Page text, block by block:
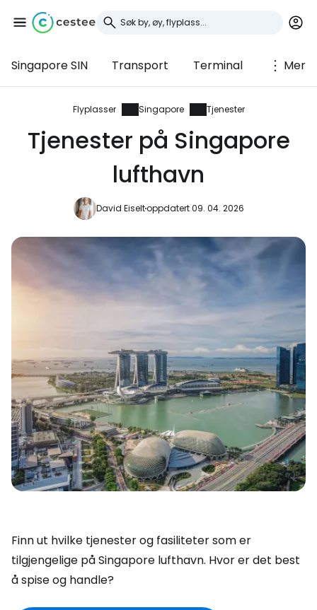
Singapore SIN Transport Terminal Mer
Flyplasser Singapore Tjenester
Tjenester på Singapore
lufthavn
David Eiseltoppdatert 09. 04. 2026
Finn ut hvilke tjenester og fasiliteter som er
tilgjengelige på Singapore lufthavn. Hvor er det best
å spise og handle?
Logg inn på Cestee
... det verdensomspennende
reisefellesskapet
Fortsett med Google
Fortsett med e-post